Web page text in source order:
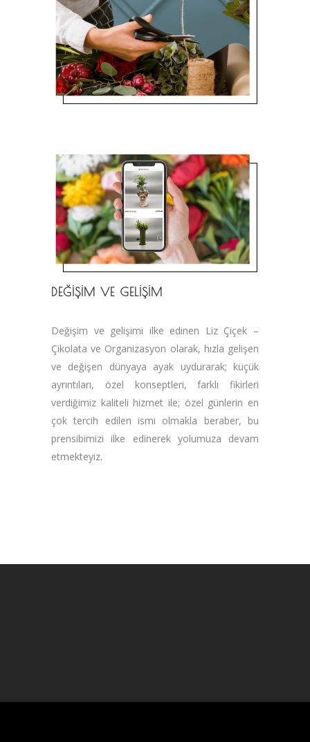
DEĞİŞİM VE GELİŞİM
Değişim ve gelişimi ilke edinen Liz Çiçek –
Çikolata ve Organizasyon olarak, hızla gelişen
ve değişen dünyaya ayak uydurarak; küçük
ayrıntıları, özel konseptleri, farklı fikirleri
verdiğimiz kaliteli hizmet ile; özel günlerin en
çok tercih edilen ismi olmakla beraber, bu
prensibimizi ilke edinerek yolumuza devam
etmekteyiz.